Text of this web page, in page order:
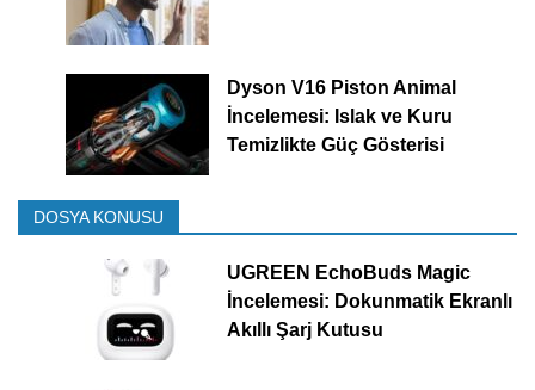
Dyson V16 Piston Animal
İncelemesi: Islak ve Kuru
Temizlikte Güç Gösterisi
DOSYA KONUSU
UGREEN EchoBuds Magic
İncelemesi: Dokunmatik Ekranlı
Akıllı Şarj Kutusu